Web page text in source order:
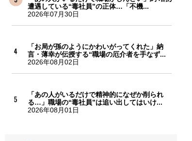
遭遇している“毒社員”の正体…「不機...
2026年07月30日
「お局が孫のようにかわいがってくれた」納
言・薄幸が伝授する“職場の厄介者を手なず...
2026年08月02日
「あの人がいるだけで精神的になぜか削られ
る…」職場の“毒社員”は追い出してはいけ...
2026年08月01日